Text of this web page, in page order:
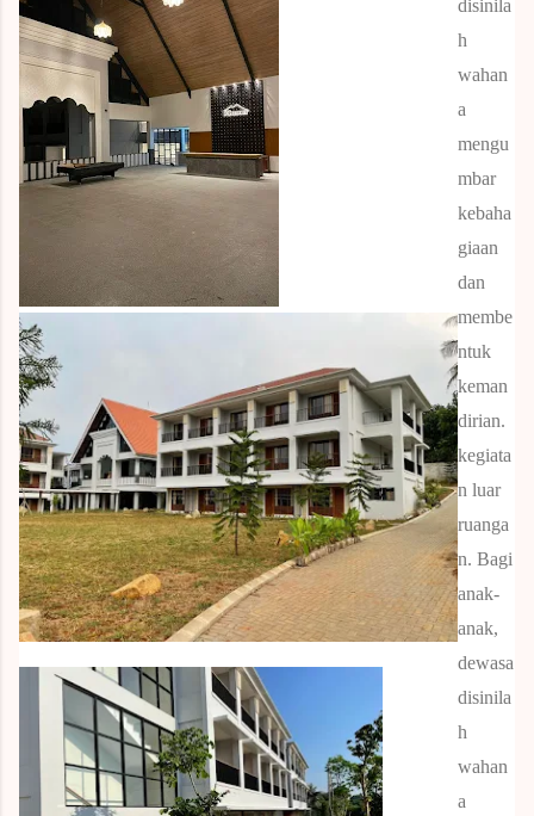
disinila
h
wahan
a
mengu
mbar
kebaha
giaan
dan
membe
ntuk
keman
dirian.
kegiata
n luar
ruanga
n. Bagi
anak-
anak,
dewasa
disinila
h
wahan
a